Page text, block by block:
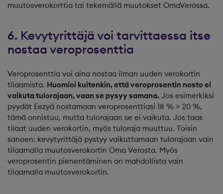
muutosverokorttia tai tekemällä muutokset OmaVerossa.
6. Kevytyrittäjä voi tarvittaessa itse
nostaa veroprosenttia
Veroprosenttia voi aina nostaa ilman uuden verokortin
tilaamista. Huomioi kuitenkin, että veroprosentin nosto ei
vaikuta tulorajaan, vaan se pysyy samana. Jos esimerkiksi
pyydät Eezyä nostamaan veroprosenttiasi 18 % > 20 %,
tämä onnistuu, mutta tulorajaan se ei vaikuta. Jos taas
tilaat uuden verokortin, myös tuloraja muuttuu. Toisin
sanoen: kevytyrittäjä pystyy vaikuttamaan tulorajaan vain
tilaamalla muutosverokortin Oma Verosta. Myös
veroprosentin pienentäminen on mahdollista vain
tilaamalla muutosverokortin.